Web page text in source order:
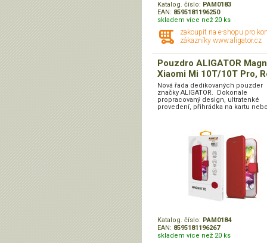
Katalog. číslo: PAM0183
EAN: 8595181196250
skladem více než 20 ks
zakoupit na e-shopu pro
zákazníky www.aligator.cz
Pouzdro ALIGATOR
Xiaomi Mi 10T/10T Pro,
Nová řada dedikovaných pouzder
značky ALIGATOR. Dokonale
propracovaný design, ultratenké
provedení, přihrádka na kartu
Katalog. číslo: PAM0184
EAN: 8595181196267
skladem více než 20 ks